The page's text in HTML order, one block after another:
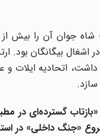
جوان آن را بیش
اشغال بیگانگان
داشت، اتحادیه
«بازتاب گسترده‌ای در
شروع «جنگ داخلی» در